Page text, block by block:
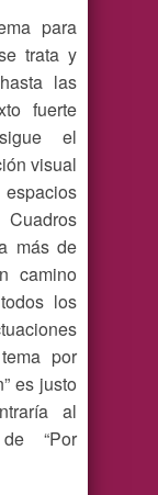
para
trata y
las
fuerte
el
visual
más de
camino
los
por
es justo
al
“Por